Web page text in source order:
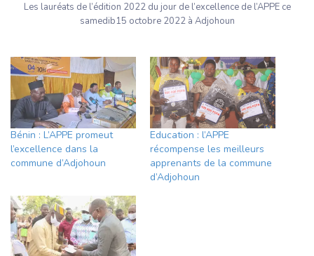
Les lauréats de l’édition 2022 du jour de l’excellence de l’APPE ce
samedib15 octobre 2022 à Adjohoun
Bénin : L’APPE promeut
l’excellence dans la
commune d’Adjohoun
Education : l’APPE
récompense les meilleurs
apprenants de la commune
d’Adjohoun